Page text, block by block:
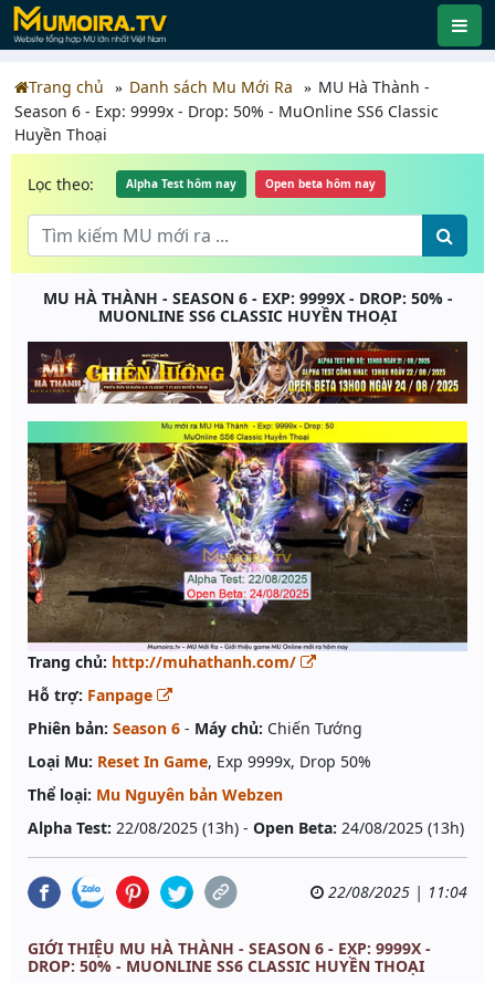
Trang chủ Danh sách Mu Mới Ra
MU Hà Thành -
Season 6 - Exp: 9999x - Drop: 50% - MuOnline SS6 Classic
Huyền Thoại
Lọc theo: Alpha Test hôm nay Open beta hôm nay
MU HÀ THÀNH - SEASON 6 - EXP: 9999X - DROP: 50% -
MUONLINE SS6 CLASSIC HUYỀN THOẠI
Trang chủ: http://muhathanh.com/
Hỗ trợ: Fanpage
Phiên bản: Season 6 - Máy chủ: Chiến Tướng
Loại Mu: Reset In Game, Exp 9999x, Drop 50%
Thể loại: Mu Nguyên bản Webzen
Alpha Test: 22/08/2025 (13h) - Open Beta: 24/08/2025 (13h)
22/08/2025 | 11:04
GIỚI THIỆU MU HÀ THÀNH - SEASON 6 - EXP: 9999X -
DROP: 50% - MUONLINE SS6 CLASSIC HUYỀN THOẠI